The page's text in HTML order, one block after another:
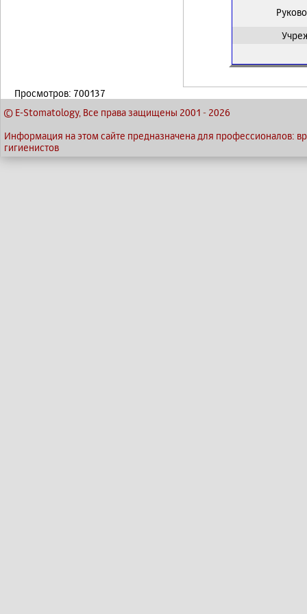
Просмотров: 700137
© E-Stomatology, Все права защищены 2001 - 2026
Информация на этом сайте предназначена для профессионалов:
гигиенистов